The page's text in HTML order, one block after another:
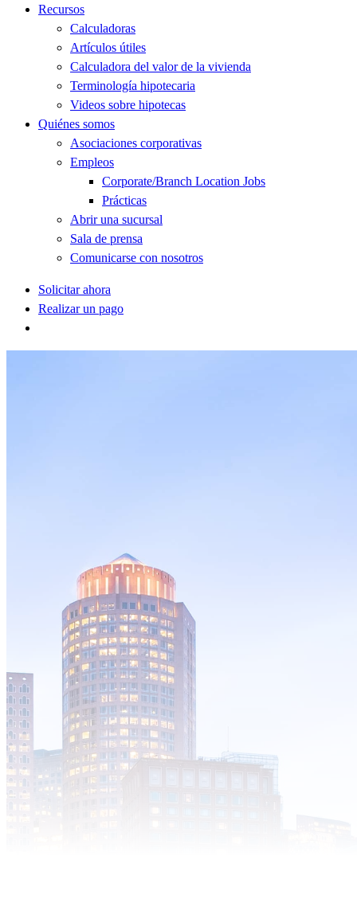
Recursos
Calculadoras
Artículos útiles
Calculadora del valor de la vivienda
Terminología hipotecaria
Videos sobre hipotecas
Quiénes somos
Asociaciones corporativas
Empleos
Corporate/Branch Location Jobs
Prácticas
Abrir una sucursal
Sala de prensa
Comunicarse con nosotros
Solicitar ahora
Realizar un pago